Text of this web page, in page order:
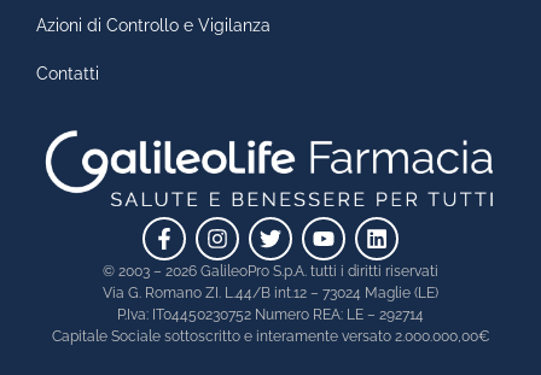
© 2003 – 2026 GalileoPro S.p.A. tutti i diritti riservati
Via G. Romano ZI. L.44/B int.12 – 73024 Maglie (LE)
P.Iva: IT04450230752 Numero REA: LE – 292714
Capitale Sociale sottoscritto e interamente versato 2.000.000,00€
Azioni di Controllo e Vigilanza
Contatti